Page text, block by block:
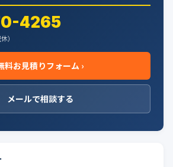
4265
）
料お見積りフォーム ›
メールで相談する